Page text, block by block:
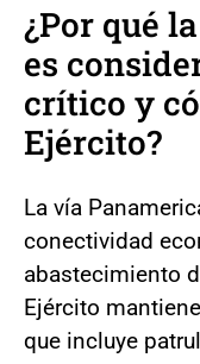
¿Por qué
es
crítico y
Ejército?
La vía
conectividad
abastecimiento
Ejército
que incluye